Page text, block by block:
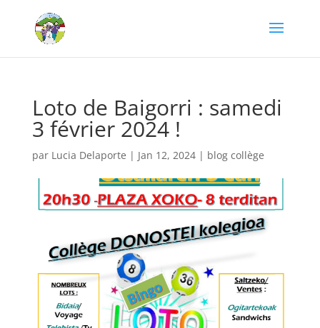
Loto de Baigorri : samedi
3 février 2024 !
par Lucia Delaporte | Jan 12, 2024| blog collège